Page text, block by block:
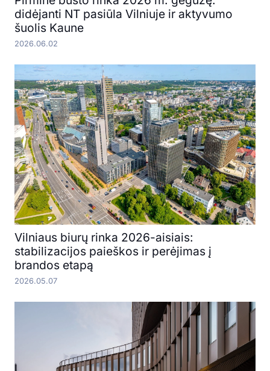
didėjanti NT pasiūla Vilniuje ir aktyvumo
šuolis Kaune
2026.06.02
Vilniaus biurų rinka 2026-aisiais:
stabilizacijos paieškos ir perėjimas į
brandos etapą
2026.05.07